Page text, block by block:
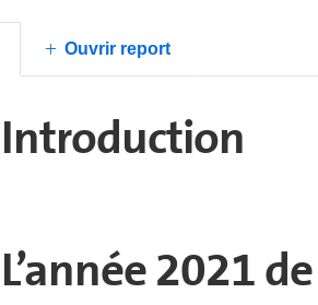
Ouvrir report
Introduction
L’année 2021